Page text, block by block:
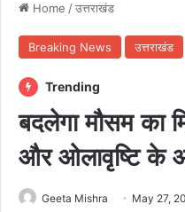
Home /उत्तराखंड
Breaking News उत्तराखंड
Trending
बदलेगा मौसम का
और ओलावृष्टि के
Geeta Mishra May 27,